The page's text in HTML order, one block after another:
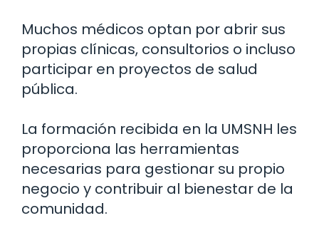
Muchos médicos optan por abrir sus
propias clínicas, consultorios o incluso
participar en proyectos de salud
pública.
La formación recibida en la UMSNH les
proporciona las herramientas
necesarias para gestionar su propio
negocio y contribuir al bienestar de la
comunidad.